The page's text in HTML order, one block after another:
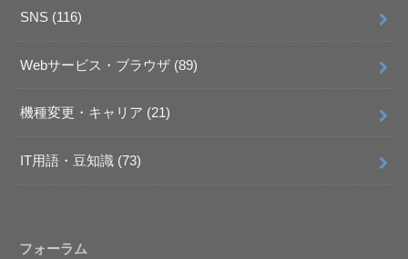
SNS (116)
Webサービス・ブラウザ (89)
機種変更・キャリア (21)
IT用語・豆知識 (73)
フォーラム